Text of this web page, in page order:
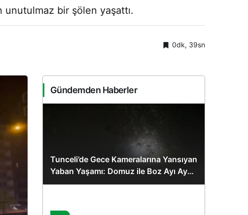
Gündüz Modu
Gündüz modunu seçin.
Sistem Modu
Sistem modunu seçin.
unutulmaz bir şölen yaşattı.
0dk, 39sn
Gündemden Haberler
Tunceli’de Gece Kameralarına Yansıyan
Yaban Yaşamı: Domuz ile Boz Ayı Aynı
Karede